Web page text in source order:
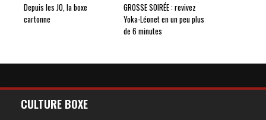
Depuis les JO, la boxe
cartonne
GROSSE SOIRÉE : revivez
Yoka-Léonet en un peu plus
de 6 minutes
CULTURE BOXE